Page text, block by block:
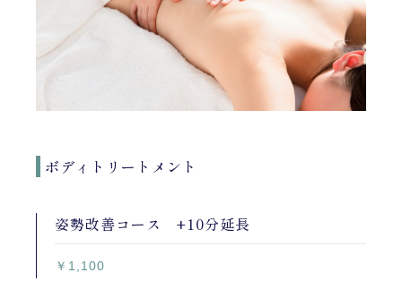
ボディトリートメント
姿勢改善コース +10分延長
￥1,100